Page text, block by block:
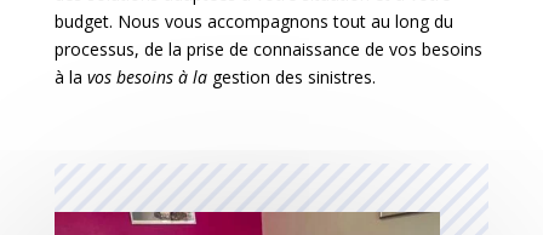
n
c
e
b
budget. Nous vous accompagnons tout au long du
processus, de la prise de connaissance de vos besoins
à la vos besoins à la gestion des sinistres.